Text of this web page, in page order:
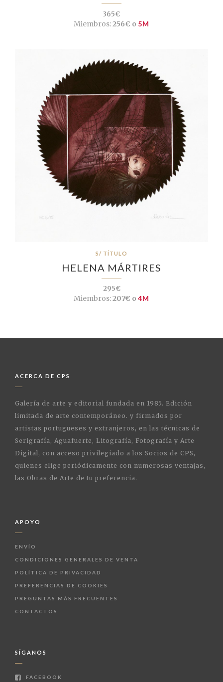
365€
Miembros:256€ o 5M
S/ TÍTULO
HELENA MÁRTIRES
295€
Miembros:207€ o 4M
ACERCA DE CPS
Galería de arte y editorial fundada en 1985. Edición
limitada de arte contemporáneo. y firmados por
artistas portugueses y extranjeros, en las técnicas de
Serigrafía, Aguafuerte, Litografía, Fotografía y Arte
Digital, con acceso privilegiado a los Socios de CPS,
quienes elige periódicamente con numerosas ventajas,
las Obras de Arte de tu preferencia.
APOYO
ENVÍO
CONDICIONES GENERALES DE VENTA
POLÍTICA DE PRIVACIDAD
PREFERENCIAS DE COOKIES
PREGUNTAS MÁS FRECUENTES
CONTACTOS
SÍGANOS
FACEBOOK